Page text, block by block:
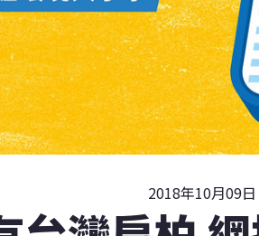
2018年10月09日